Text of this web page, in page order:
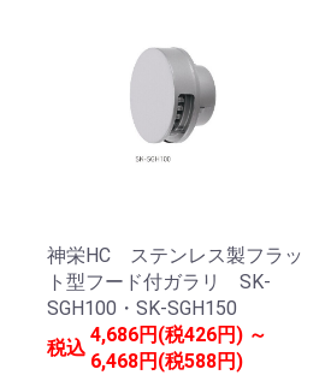
神栄HC ステンレス製フラッ
ト型フード付ガラリ SK-
SGH100・SK-SGH150
税込
4,686円(税426円) ～
6,468円(税588円)